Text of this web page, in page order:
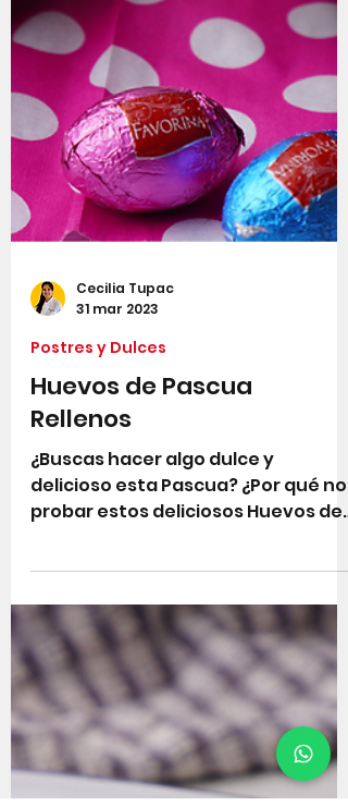
Cecilia Tupac
31 mar 2023
Postres y Dulces
Huevos de Pascua
delicioso esta Pascua? ¿Por qué no
probar estos deliciosos Huevos de
Pascua de Chocolate? En el video
de hoy,...